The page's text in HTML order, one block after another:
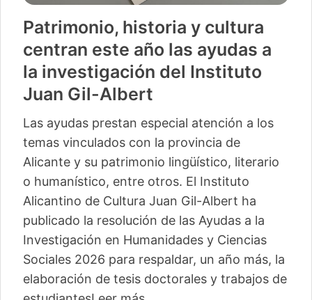
Vuelve «Cultura-500» con
actividades para 13 pequeños
municipios más
La segunda edición de este ciclo del Instituto
Alicantino de Cultura Juan Gil-Albert
comienza este sábado en Camp de Mirra
con un taller de percusión de Pakito Baeza
La segunda edición del ciclo ‘Cultura -500’
del Instituto Alicantino de Cultura Juan Gil-
Albert llegará este verano a trece
localidades, con loLeer más
04/06/2026